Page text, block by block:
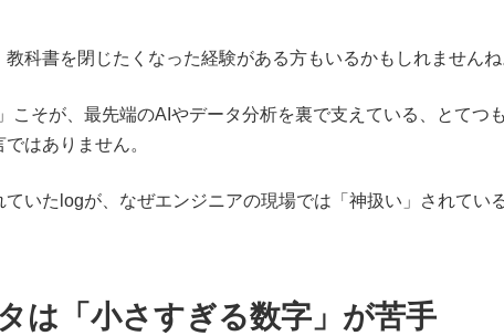
科書を閉じたくなった経験がある方もいるかもしれませんね
こそが、最先端のAIやデータ分析を裏で支えている、とて
はありません。
いたlogが、なぜエンジニアの現場では「神扱い」されてい
は「小さすぎる数字」が苦手